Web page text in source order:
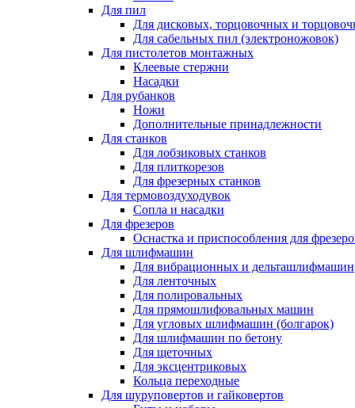
Для пил
Для дисковых, торцовочных и
Для сабельных пил (электроножовок)
Для пистолетов монтажных
Клеевые стержни
Насадки
Для рубанков
Ножи
Дополнительные принадлежности
Для станков
Для лобзиковых станков
Для плиткорезов
Для фрезерных станков
Для термовоздуходувок
Сопла и насадки
Для фрезеров
Оснастка и приспособления для
Для шлифмашин
Для вибрационных и дельташлифмашин
Для ленточных
Для полировальных
Для прямошлифовальных машин
Для угловых шлифмашин (болгарок)
Для шлифмашин по бетону
Для щеточных
Для эксцентриковых
Кольца переходные
Для шуруповертов и гайковертов